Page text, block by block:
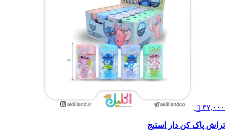
۳۷,۰۰۰
تراش پاک کن دار استیج